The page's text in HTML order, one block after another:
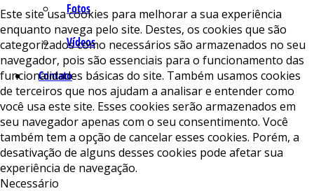
Fotos
Vídeos
Contato
Este site usa cookies para melhorar a sua experiência
enquanto navega pelo site. Destes, os cookies que são
categorizados como necessários são armazenados no seu
navegador, pois são essenciais para o funcionamento das
funcionalidades básicas do site. Também usamos cookies
de terceiros que nos ajudam a analisar e entender como
você usa este site. Esses cookies serão armazenados em
seu navegador apenas com o seu consentimento. Você
também tem a opção de cancelar esses cookies. Porém, a
desativação de alguns desses cookies pode afetar sua
experiência de navegação.
Necessário